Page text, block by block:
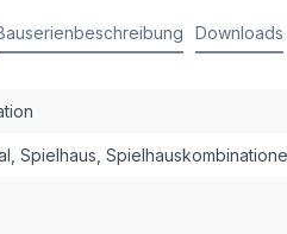
Downloads
, Spielhaus,